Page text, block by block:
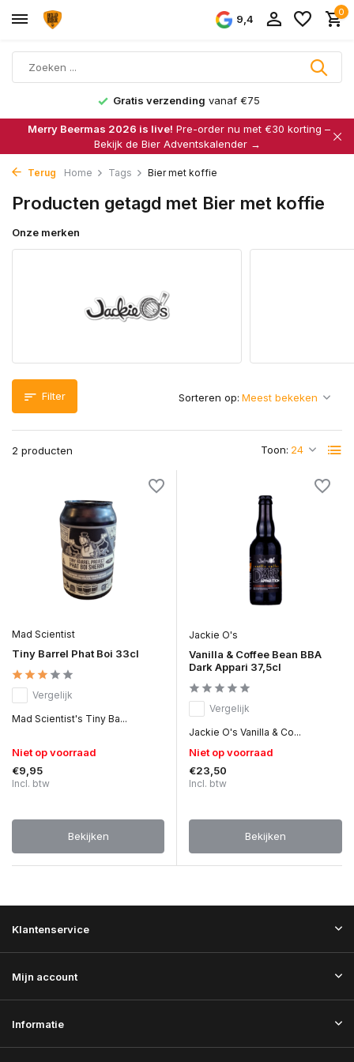
9,4
0
Gratis verzending vanaf €75
Merry Beermas 2026 is live! Pre-order nu met €30 korting –
Bekijk de Bier Adventskalender →
Terug Home Tags Bier met koffie
Producten getagd met Bier met koffie
Onze merken
Filter
2 producten Toon:
Sorteren op:
Mad Scientist
Tiny Barrel Phat Boi 33cl
Vergelijk
Mad Scientist's Tiny Ba...
Niet op voorraad
€9,95
Incl. btw
Bekijken
Jackie O's
Vanilla & Coffee Bean BBA
Dark Appari 37,5cl
Vergelijk
Jackie O's Vanilla & Co...
Niet op voorraad
€23,50
Incl. btw
Bekijken
Klantenservice
Mijn account
Informatie